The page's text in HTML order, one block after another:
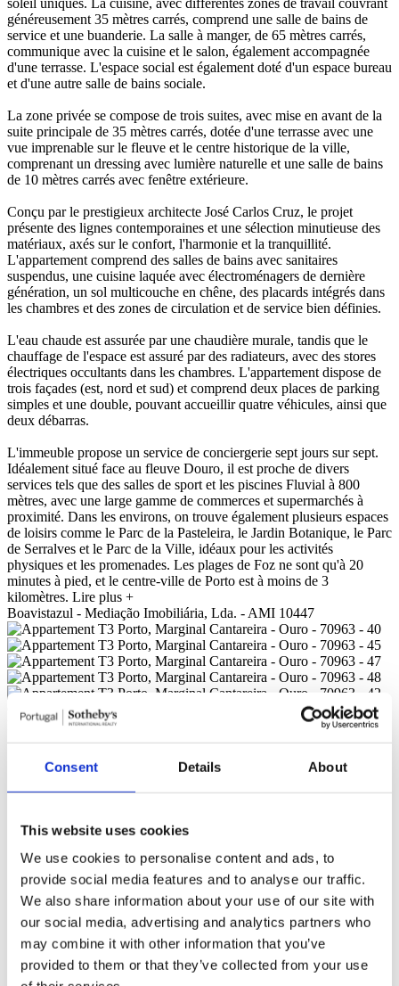
Consent Details About
This website uses cookies
We use cookies to personalise content and ads, to
provide social media features and to analyse our traffic.
We also share information about your use of our site with
our social media, advertising and analytics partners who
may combine it with other information that you’ve
provided to them or that they’ve collected from your use
généreusement 35 mètres carrés, comprend une salle de bains de
service et une buanderie. La salle à manger, de 65 mètres carrés,
communique avec la cuisine et le salon, également accompagnée
d'une terrasse. L'espace social est également doté d'un espace bureau
et d'une autre salle de bains sociale.
La zone privée se compose de trois suites, avec mise en avant de la
suite principale de 35 mètres carrés, dotée d'une terrasse avec une
vue imprenable sur le fleuve et le centre historique de la ville,
comprenant un dressing avec lumière naturelle et une salle de bains
de 10 mètres carrés avec fenêtre extérieure.
Conçu par le prestigieux architecte José Carlos Cruz, le projet
présente des lignes contemporaines et une sélection minutieuse des
matériaux, axés sur le confort, l'harmonie et la tranquillité.
L'appartement comprend des salles de bains avec sanitaires
suspendus, une cuisine laquée avec électroménagers de dernière
génération, un sol multicouche en chêne, des placards intégrés dans
les chambres et des zones de circulation et de service bien définies.
L'eau chaude est assurée par une chaudière murale, tandis que le
chauffage de l'espace est assuré par des radiateurs, avec des stores
électriques occultants dans les chambres. L'appartement dispose de
trois façades (est, nord et sud) et comprend deux places de parking
simples et une double, pouvant accueillir quatre véhicules, ainsi que
deux débarras.
L'immeuble propose un service de conciergerie sept jours sur sept.
Idéalement situé face au fleuve Douro, il est proche de divers
services tels que des salles de sport et les piscines Fluvial à 800
mètres, avec une large gamme de commerces et supermarchés à
proximité. Dans les environs, on trouve également plusieurs espaces
de loisirs comme le Parc de la Pasteleira, le Jardin Botanique, le Parc
de Serralves et le Parc de la Ville, idéaux pour les activités
physiques et les promenades. Les plages de Foz ne sont qu'à 20
minutes à pied, et le centre-ville de Porto est à moins de 3
kilomètres. Lire plus +
Boavistazul - Mediação Imobiliária, Lda. - AMI 10447
Caractéristiques générales
Informations générales
Certification
Objectif Vente
Prix de vente 3.690.000 €
Commune Porto
Paroisse Civile Lordelo do Ouro e Massarelos
Zone Marginal Cantareira - Ouro
Zone privée brute 343,53m²
Zone de construction brute 501,2m²
Surface utile 277,18m²
Surface totale 0m²
État Neuf
Salon